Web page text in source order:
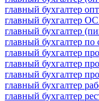
главный бухгалтер
главный бухгалтер
главный бухгалтер
главный бухгалтер по
главный бухгалтер
главный бухгалтер
главный бухгалтер
главный бухгалтер
главный бухгалтер